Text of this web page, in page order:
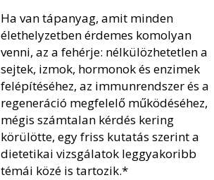
Ha van tápanyag, amit minden
élethelyzetben érdemes komolyan
venni, az a fehérje: nélkülözhetetlen a
sejtek, izmok, hormonok és enzimek
felépítéséhez, az immunrendszer és a
regeneráció megfelelő működéséhez,
mégis számtalan kérdés kering
körülötte, egy friss kutatás szerint a
dietetikai vizsgálatok leggyakoribb
témái közé is tartozik.*